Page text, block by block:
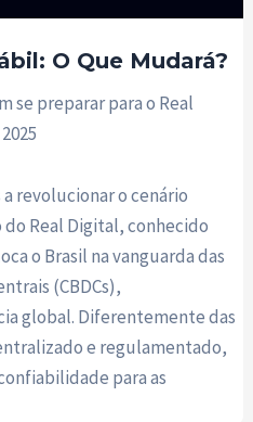
O Que Mudará?
se preparar para o Real
revolucionar o cenário
Real Digital, conhecido
o Brasil na vanguarda das
(CBDCs),
global. Diferentemente das
e regulamentado,
para as